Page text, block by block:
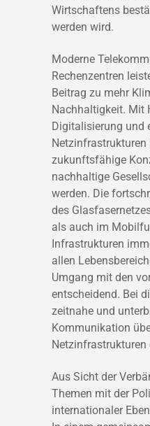
Wirtschaftens
werden wird.
Moderne
Rechenzentren
Beitrag zu mehr
Nachhaltigkeit. Mit
Digitalisierung und
Netzinfrastrukturen
zukunftsfähige
nachhaltige
werden. Die
des
als auch im
Infrastrukturen
allen
Umgang mit den
entscheidend. Bei
zeitnahe und
Kommunikation
Netzinfrastrukturen
Aus Sicht der
Themen mit der
internationaler